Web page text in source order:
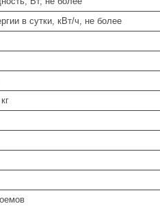
в сутки, кВт/ч, не более